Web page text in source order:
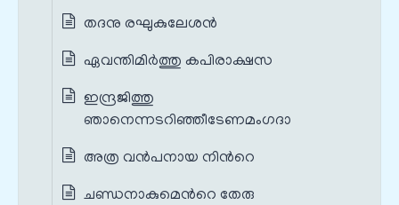
തദനു രഘുകുലേശന്‍
ഏവന്തിമിര്‍ത്തു കപിരാക്ഷസ
ഇന്ദ്രജിത്തു
ഞാനെന്നടറിഞ്ഞീടേണമംഗദാ
അത്ര വന്‍പനായ നിന്‍റെ
ചണ്ഡനാകുമെന്‍റെ തേരു